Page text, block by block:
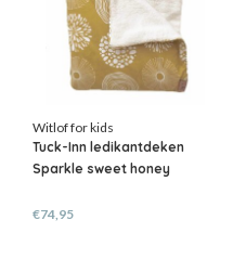
Witlof for kids
Tuck-Inn ledikantdeken
Sparkle sweet honey
€74,95